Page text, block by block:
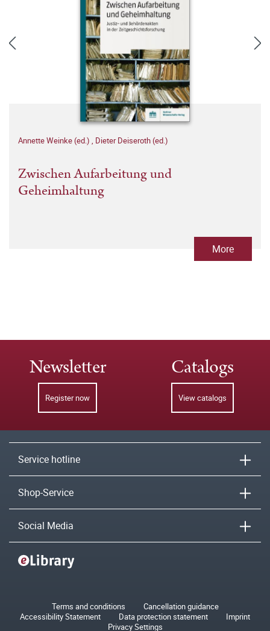
Annette Weinke (ed.) , Dieter Deiseroth (ed.)
Zwischen Aufarbeitung und
Geheimhaltung
More
Newsletter
Register now
Catalogs
View catalogs
Service hotline
Shop-Service
Social Media
Terms and conditions
Cancellation guidance
Accessibility Statement
Data protection statement
Imprint
Privacy Settings